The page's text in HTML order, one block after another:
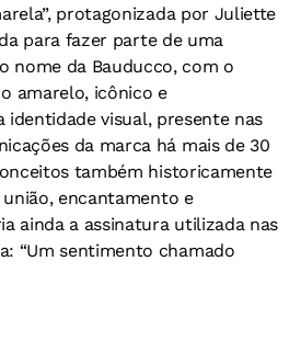
protagonizada por Juliette
para fazer parte de uma
nome da Bauducco, com o
amarelo, icônico e
identidade visual, presente nas
da marca há mais de 30
também historicamente
encantamento e
ainda a assinatura utilizada nas
“Um sentimento chamado